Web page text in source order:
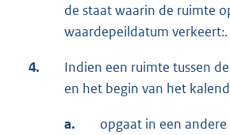
de staat waarin de ruimte
waardepeildatum verkeert:.
4.
Indien een ruimte tussen
en het begin van het
a.
opgaat in een